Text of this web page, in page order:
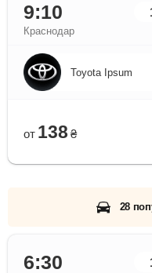
9:10
Краснодар
Toyota Ipsum
от 138 ₴
28
6:30